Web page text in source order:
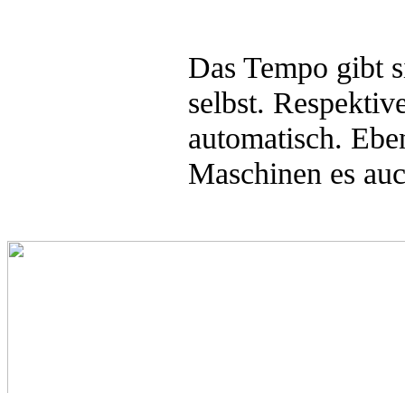
Das Tempo gibt
selbst.
automatisch.
Maschinen es